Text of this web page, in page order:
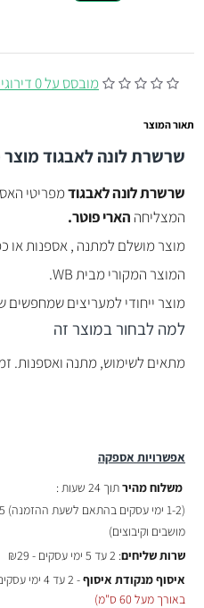
מובסס על 0 דירוגים.
אפשרויות אספקה
משלוח מהירתוך 24 שעות :
(1-2 ימי עסקים בהתאם לשעת ההזמנה)
מושבים וקיבוצים)
שרות שליחים: 2 עד 5 ימי עסקים - ₪29
איסוף מנקודת איסוף- 2 עד 4 ימי עסקים - ₪20
באורך מעל 60 ס"מ)
תאור המוצר
שרשרת לונה לאבגוד מוצר
שרשרת לונה לאבגודמפריטי
המצליחה הארי פוטר.
מוצר מושלם למתנה , אספנות או
המוצר המקורי מבית WB.
מוצר ייחודי למעריצים שמחפשים
למה לבחור במוצר זה
מתאים לשימוש, מתנה ואספנות.